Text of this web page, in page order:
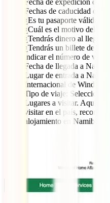
Fechas de caducidad de tu
¿Es tu pasaporte válido
¿Cuál es el motivo del
¿Tendrás dinero al llegar a
¿Tendrás un billete de
indicar el número de vuelo.
Fecha de llegada a
Lugar de entrada a
Internacional de
Tipo de viaje: Selecciona
Lugares a visitar. Aquí,
visitar en el país,
alojamiento en Namibia